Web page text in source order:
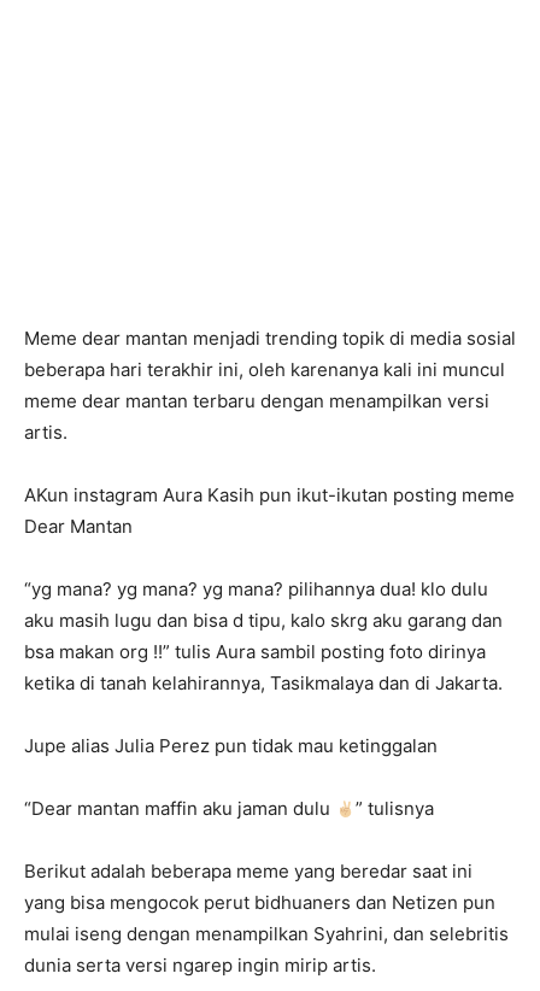
Meme dear mantan menjadi trending topik di media sosial
beberapa hari terakhir ini, oleh karenanya kali ini muncul
meme dear mantan terbaru dengan menampilkan versi
artis.
AKun instagram Aura Kasih pun ikut-ikutan posting meme
Dear Mantan
“yg mana? yg mana? yg mana? pilihannya dua! klo dulu
aku masih lugu dan bisa d tipu, kalo skrg aku garang dan
bsa makan org !!” tulis Aura sambil posting foto dirinya
ketika di tanah kelahirannya, Tasikmalaya dan di Jakarta.
Jupe alias Julia Perez pun tidak mau ketinggalan
“Dear mantan maffin aku jaman dulu ” tulisnya
Berikut adalah beberapa meme yang beredar saat ini
yang bisa mengocok perut bidhuaners dan Netizen pun
mulai iseng dengan menampilkan Syahrini, dan selebritis
dunia serta versi ngarep ingin mirip artis.